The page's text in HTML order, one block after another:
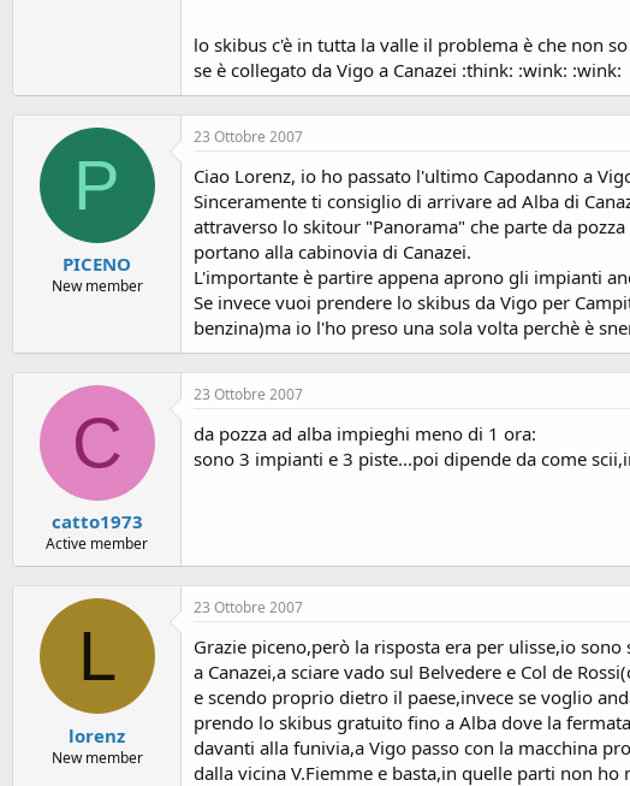
lo skibus c'è in tutta la valle il problema è che non so
se è collegato da Vigo a Canazei :think: :wink: :wink:
P
PICENO
New member
23 Ottobre 2007
Ciao Lorenz, io ho passato l'ultimo Capodanno a
Sinceramente ti consiglio di arrivare ad Alba di
attraverso lo skitour "Panorama" che parte da
portano alla cabinovia di Canazei.
L'importante è partire appena aprono gli impianti
Se invece vuoi prendere lo skibus da Vigo per
benzina)ma io l'ho preso una sola volta perchè è
C
catto1973
Active member
23 Ottobre 2007
da pozza ad alba impieghi meno di 1 ora:
sono 3 impianti e 3 piste...poi dipende da come
L
lorenz
New member
23 Ottobre 2007
Grazie piceno,però la risposta era per ulisse,io sono
a Canazei,a sciare vado sul Belvedere e Col de
e scendo proprio dietro il paese,invece se voglio
prendo lo skibus gratuito fino a Alba dove la
davanti alla funivia,a Vigo passo con la macchina
dalla vicina V.Fiemme e basta,in quelle parti non ho